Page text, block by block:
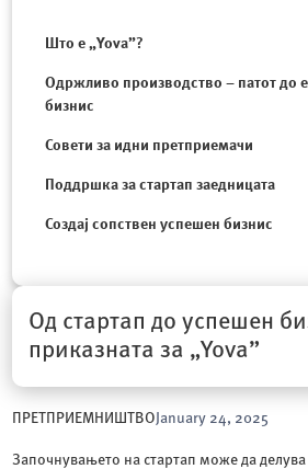
Што е „Yova”?
Одржливо производство – патот до
бизнис
Совети за идни претприемачи
Поддршка за стартап заедницата
Создај сопствен успешен бизнис
Од стартап до успешен
приказната за „Yova”
ПРЕТПРИЕМНИШТВО January 24, 2025
Започнувањето на стартап може да